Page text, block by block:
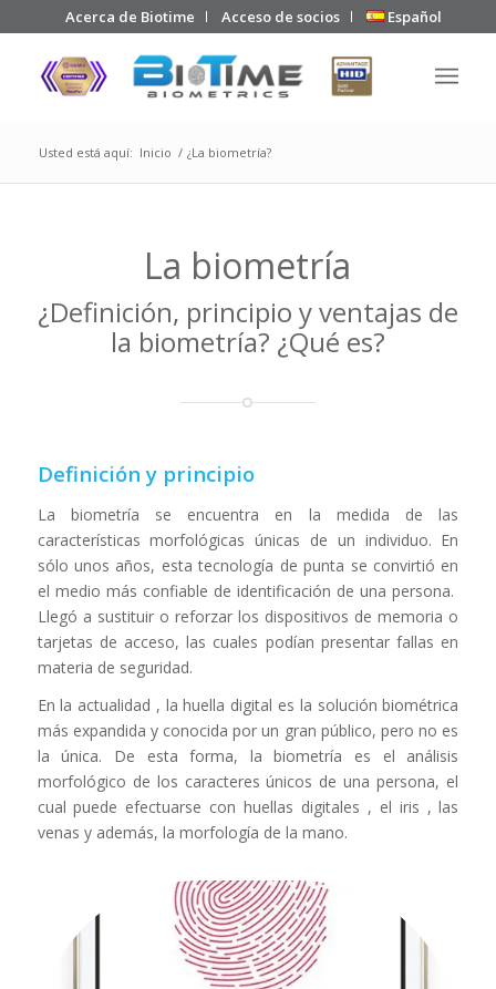
Acerca de Biotime Acceso de socios Español
Usted está aquí: Inicio / ¿La biometría?
La biometría
¿Definición, principio y ventajas de
la biometría? ¿Qué es?
Definición y principio
La biometría se encuentra en la medida de las
características morfológicas únicas de un individuo. En
sólo unos años, esta tecnología de punta se convirtió en
el medio más confiable de identificación de una persona.
Llegó a sustituir o reforzar los dispositivos de memoria o
tarjetas de acceso, las cuales podían presentar fallas en
materia de seguridad.
En la actualidad , la huella digital es la solución biométrica
más expandida y conocida por un gran público, pero no es
la única. De esta forma, la biometría es el análisis
morfológico de los caracteres únicos de una persona, el
cual puede efectuarse con huellas digitales , el iris , las
venas y además, la morfología de la mano.